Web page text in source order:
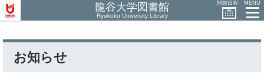
龍谷大学図書館
Ryukoku University Library
開館日程 MENU
お知らせ